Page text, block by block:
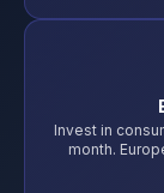
Invest in
month.